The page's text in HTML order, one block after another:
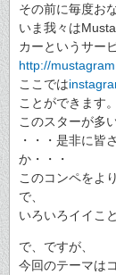
その前に毎度お
いま我々は
カーというサー
http://
ここでは
ことができます。
このスターが多
・・・是非に皆
か・・・
このコンペをよ
で、
いろいろイイこ
で、ですが、
今回のテーマは